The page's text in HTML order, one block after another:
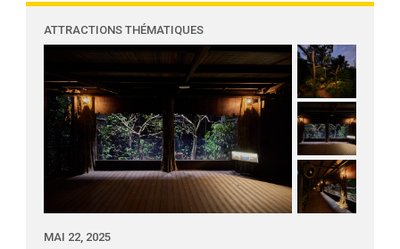
ATTRACTIONS THÉMATIQUES
MAI 22, 2025